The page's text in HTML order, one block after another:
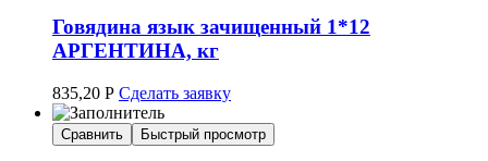
Говядина язык зачищенный 1*12
АРГЕНТИНА, кг
835,20 Р Сделать заявку
Сравнить Быстрый просмотр